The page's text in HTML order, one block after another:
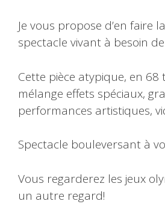
Je vous propose d’en faire
spectacle vivant à besoin
Cette pièce atypique, en 68
mélange effets spéciaux,
performances artistiques,
Spectacle bouleversant à
Vous regarderez les jeux
un autre regard!